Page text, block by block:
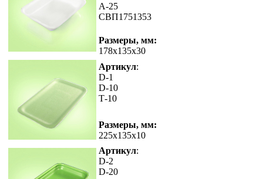
А-25
СВП1751353
Размеры, мм:
178x135x30
Артикул:
D-1
D-10
Т-10
Размеры, мм:
225x135x10
Артикул:
D-2
D-20